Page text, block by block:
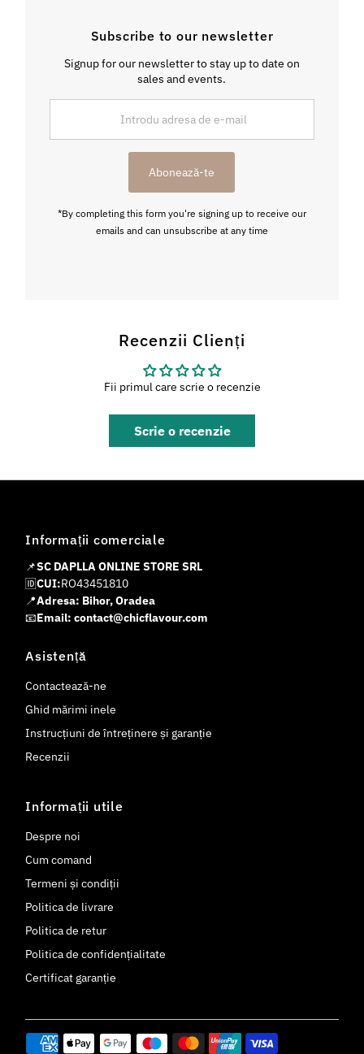
Subscribe to our newsletter
Signup for our newsletter to stay up to date on
sales and events.
de
Abonează-te
*By completing this form you're signing up to receive our
emails and can unsubscribe at any time
Recenzii Clienți
Fii primul care scrie o recenzie
Scrie o recenzie
Informații comerciale
📌SC DAPLLA ONLINE STORE SRL
🆔CUI:RO43451810
📍Adresa: Bihor, Oradea
📧Email: contact@chicflavour.com
Asistență
Contactează-ne
Ghid mărimi inele
Instrucțiuni de întreținere și garanție
Recenzii
Informații utile
Despre noi
Cum comand
Termeni și condiții
Politica de livrare
Politica de retur
Politica de confidențialitate
Certificat garanție